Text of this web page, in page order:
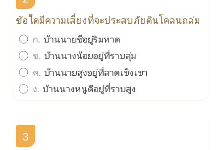
ข้อใดมีความเสี่ยงที่จะประสบภัยดินโคลนถล่ม
ก. บ้านนายซีอยู่ริมหาด
ข. บ้านนางน้อยอยู่ที่ราบลุ่ม
ค. บ้านนายสูงอยู่ที่ลาดเชิงเขา
ง. บ้านนางหนูดีอยู่ที่ราบสูง
3